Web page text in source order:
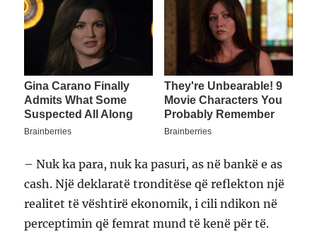
– Nuk ka para, nuk ka pasuri, as në bankë e as
cash. Një deklaratë tronditëse që reflekton një
realitet të vështirë ekonomik, i cili ndikon në
perceptimin që femrat mund të kenë për të.